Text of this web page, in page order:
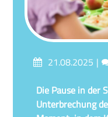
Posted21.08.2025
Die Pause in der
Unterbrechung